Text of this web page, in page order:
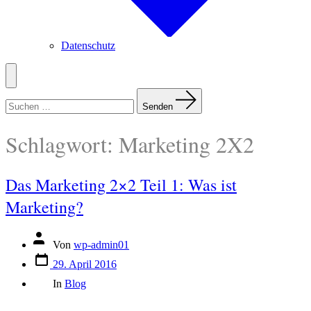
Datenschutz
Menü
nach:
Senden
Schlagwort: Marketing 2X2
Das Marketing 2×2 Teil 1: Was ist
Marketing?
Beitragsautor
Von wp-admin01
Veröffentlichungsdatum
29. April 2016
In Blog